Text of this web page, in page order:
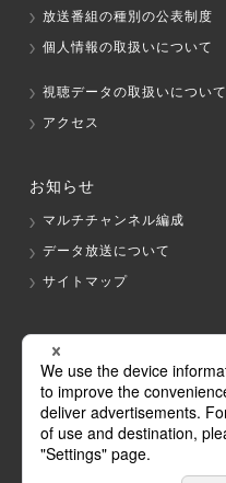
放送番組の種別の公表制度
個人情報の取扱いについて
視聴データの取扱いについて
アクセス
お知らせ
マルチチャンネル編成
データ放送について
サイトマップ
グループ会社
テレビ朝日